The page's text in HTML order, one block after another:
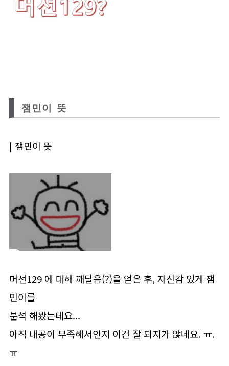
잼민이 뜻
| 잼민이 뜻
머선129 에 대해 깨달음(?)을 얻은 후, 자신감 있게 잼
민이를
분석 해봤는데요...
아직 내공이 부족해서인지 이건 잘 되지가 않네요. ㅠ.
ㅠ